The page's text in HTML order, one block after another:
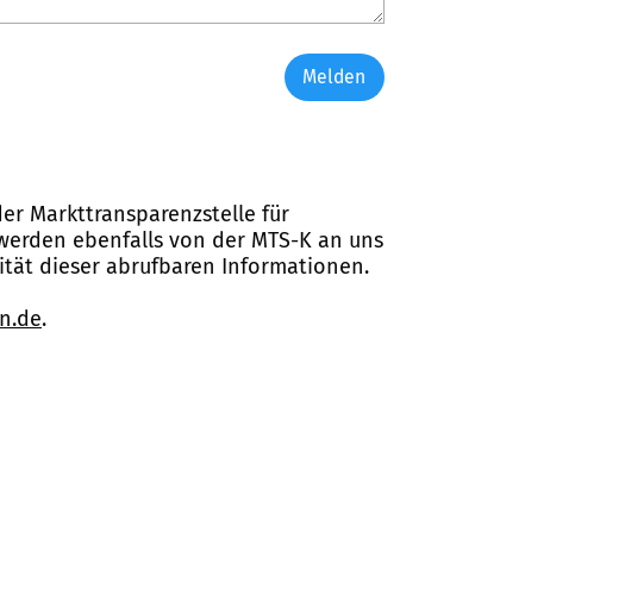
Melden
Markttransparenzstelle für
ebenfalls von der MTS-K an uns
dieser abrufbaren Informationen.
.